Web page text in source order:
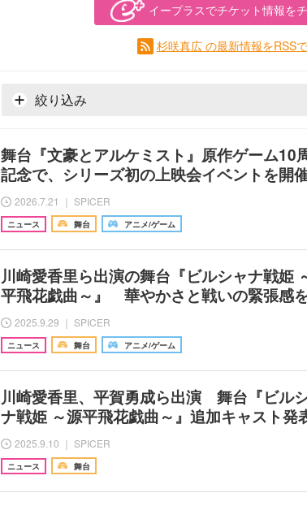
イープラスでチケット情報を
杉咲真広 の最新情報をRSS
絞り込み
舞台『文豪とアルケミスト』原作ゲーム10
記念で、シリーズ初の上映会イベントを開
2026.7.21 ｜ SPICER
ニュース 舞台 アニメ/ゲーム
川崎愛香里ら出演の舞台『ビルシャナ戦姫
平飛花戯曲～』 華やかさと戦いの緊張感
2025.9.29 ｜ SPICER
ニュース 舞台 アニメ/ゲーム
川崎愛香里、平賀勇成ら出演 舞台『ビル
ナ戦姫 ～源平飛花戯曲～』追加キャスト発
2025.9.10 ｜ SPICER
ニュース 舞台